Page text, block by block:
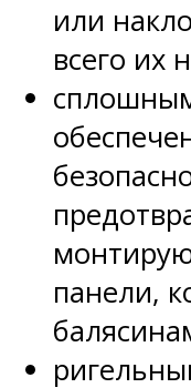
или
всего их
панели,